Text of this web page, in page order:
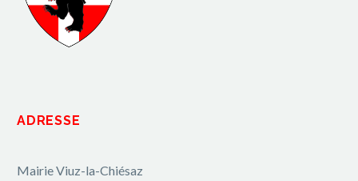
ADRESSE
Mairie Viuz-la-Chiésaz